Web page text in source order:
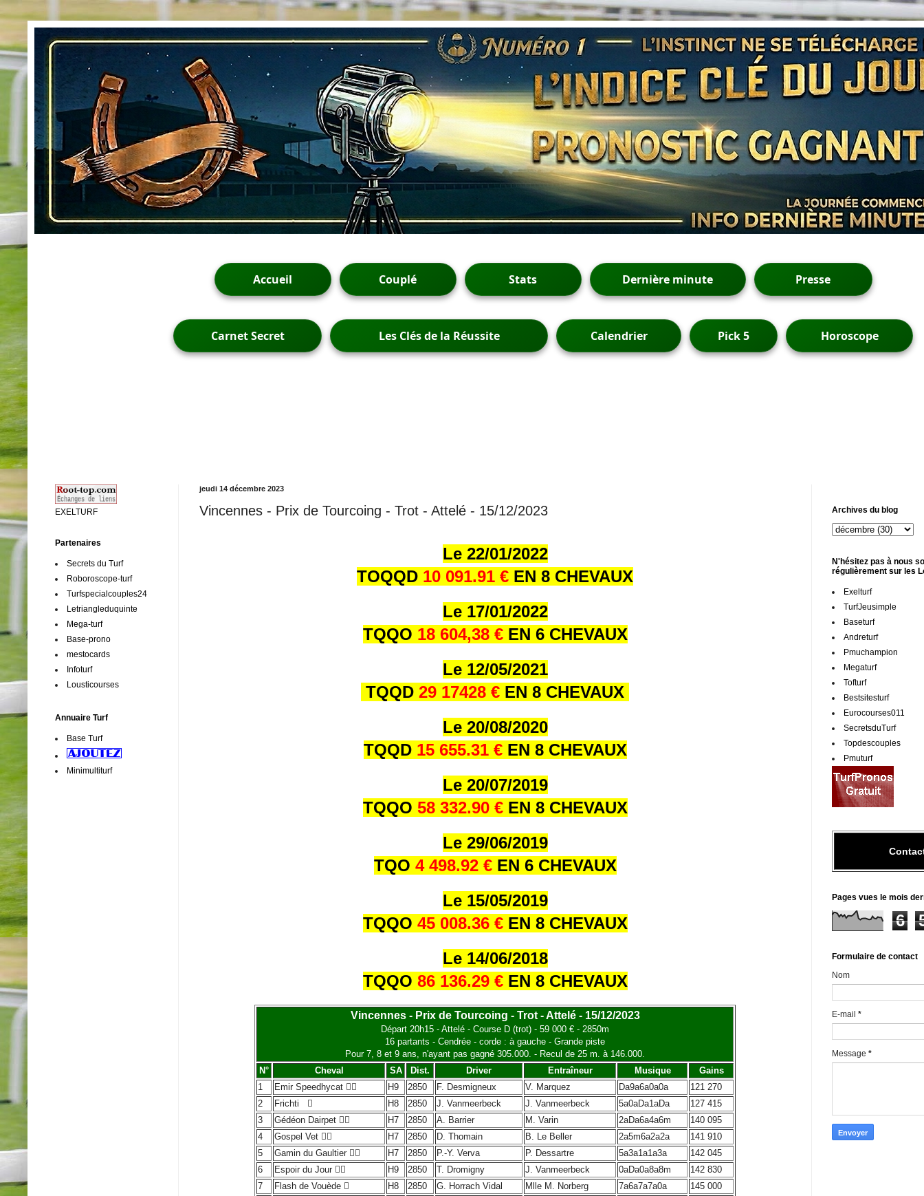
Accueil Couplé Stats Dernière minute Presse
Carnet Secret Les Clés de la Réussite Calendrier Pick 5 Horoscope
jeudi 14 décembre 2023
Vincennes - Prix de Tourcoing - Trot - Attelé - 15/12/2023
Le 22/01/2022
TOQQD 10 091.91 € EN 8 CHEVAUX
Le 17/01/2022
TQQO 18 604,38 € EN 6 CHEVAUX
Le 12/05/2021
TQQD 29 17428 € EN 8 CHEVAUX
Le 20/08/2020
TQQD 15 655.31 € EN 8 CHEVAUX
Le 20/07/2019
TQQO 58 332.90 € EN 8 CHEVAUX
Le 29/06/2019
TQO 4 498.92 € EN 6 CHEVAUX
Le 15/05/2019
TQQO 45 008.36 € EN 8 CHEVAUX
Le 14/06/2018
TQQO 86 136.29 € EN 8 CHEVAUX
Vincennes - Prix de Tourcoing - Trot - Attelé - 15/12/2023
Départ 20h15 - Attelé - Course D (trot) - 59 000 € - 2850m
16 partants - Cendrée - corde : à gauche - Grande piste
Pour 7, 8 et 9 ans, n'ayant pas gagné 305.000. - Recul de 25 m. à 146.000.
N°
Cheval SA Dist. Driver Entraîneur Musique
Gains
1
Emir Speedhycat  H9 2850 F. Desmigneux V. Marquez Da9a6a0a0a
121 270
2
Frichti  H8 2850 J. Vanmeerbeck J. Vanmeerbeck 5a0aDa1aDa
127 415
3
Gédéon Dairpet  H7 2850 A. Barrier M. Varin 2aDa6a4a6m
140 095
4
Gospel Vet  H7 2850 D. Thomain B. Le Beller 2a5m6a2a2a
141 910
5
Gamin du Gaultier  H7 2850 P.-Y. Verva P. Dessartre 5a3a1a1a3a
142 045
6
Espoir du Jour  H9 2850 T. Dromigny J. Vanmeerbeck 0aDa0a8a8m
142 830
7
Flash de Vouède  H8 2850 G. Horrach Vidal Mlle M. Norberg 7a6a7a7a0a
145 000
EXELTURF
Partenaires
Secrets du Turf
Roboroscope-turf
Turfspecialcouples24
Letriangleduquinte
Mega-turf
Base-prono
mestocards
Infoturf
Lousticourses
Annuaire Turf
Base Turf
Minimultiturf
Archives du blog
N'hésitez pas à nous
régulièrement sur les
Exelturf
TurfJeusimple
Baseturf
Andreturf
Pmuchampion
Megaturf
Tofturf
Bestsitesturf
Eurocourses011
SecretsduTurf
Topdescouples
Pmuturf
Pages vues le mois
6
Formulaire de contact
Nom
E-mail *
Message *